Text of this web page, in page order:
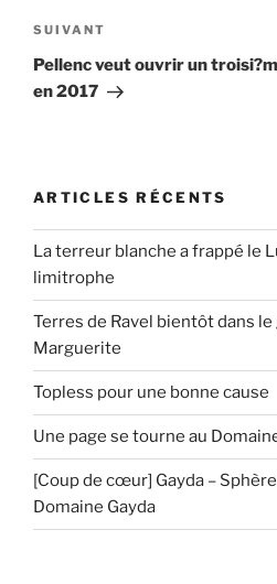
Article
suivant
SUIVANT
Pellenc veut ouvrir un
en 2017
ARTICLES RÉCENTS
La terreur blanche a frappé le
limitrophe
Terres de Ravel bientôt dans
Marguerite
Topless pour une bonne cause
Une page se tourne au
[Coup de cœur] Gayda –
Domaine Gayda